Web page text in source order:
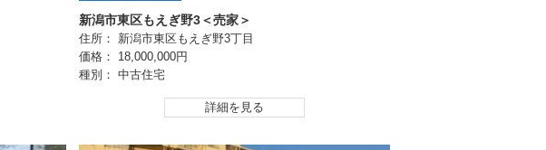
新潟市東区もえぎ野3＜売家＞
住所： 新潟市東区もえぎ野3丁目
価格： 18,000,000円
種別： 中古住宅
詳細を見る